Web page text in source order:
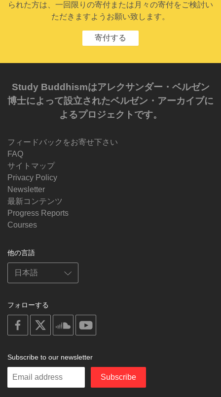
られた方は、一回限りの寄付または月々の寄付をご検討い
ただきますようお願い致します。
寄付する
Study Buddhismはアレクサンダー・ベルゼン
博士によって設立されたベルゼン・アーカイブに
よるプロジェクトです。
フィードバックをお寄せ下さい
FAQ
サイトマップ
Privacy Policy
Newsletter
最新コンテンツ
Progress Reports
Courses
他の言語
フォローする
on
facebook
soundcloud
Subscribe to our newsletter
Enter
Subscribe